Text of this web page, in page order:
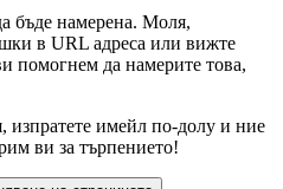
бъде намерена. Моля,
в URL адреса или вижте
помогнем да намерите това,
имейл по-долу и ние
ви за търпението!